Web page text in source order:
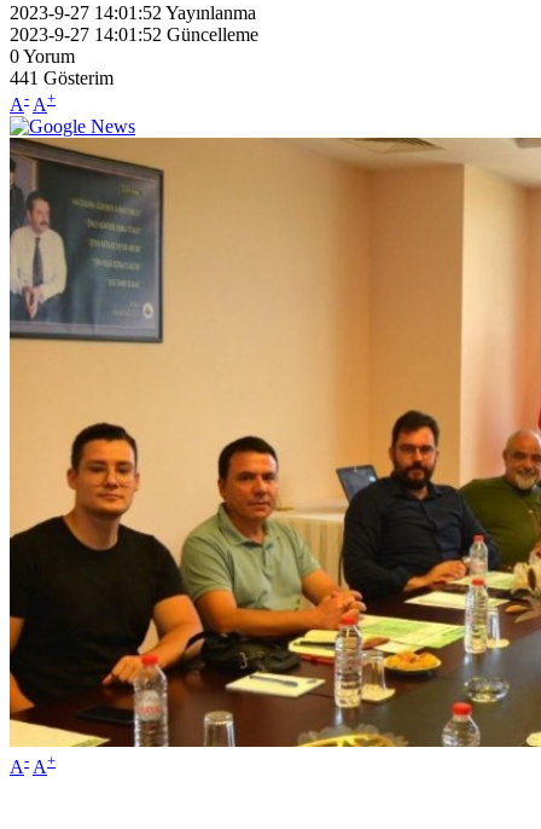
2023-9-27 14:01:52 Yayınlanma
2023-9-27 14:01:52 Güncelleme
0Yorum
441 Gösterim
A- A+
A- A+